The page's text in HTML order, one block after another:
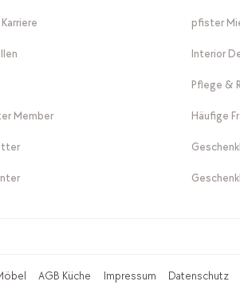
Member
pfister
Interior
Pflege &
Häufige
AGB Küche Impressum Datenschutz